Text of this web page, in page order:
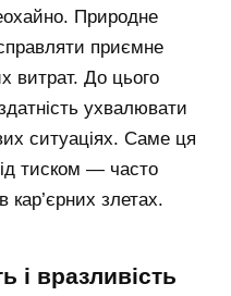
Природне
приємне
витрат. До цього
ухвалювати
ситуаціях. Саме ця
тиском — часто
злетах.
і вразливість